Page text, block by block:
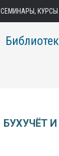
СЕМИНАРЫ, КУРСЫ
БУХУЧЁТ